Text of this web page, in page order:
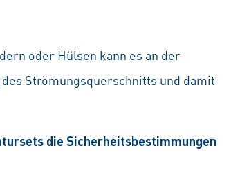
oder Hülsen kann es an der
Strömungsquerschnitts und damit
die Sicherheitsbestimmungen